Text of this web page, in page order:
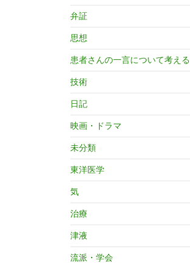
弁証
思想
患者さんの一言について考える
技術
日記
映画・ドラマ
未分類
東洋医学
気
治療
津液
流派・学会